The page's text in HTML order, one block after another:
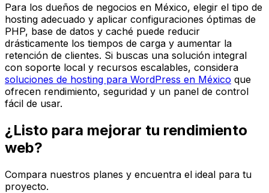
Para los dueños de negocios en México, elegir el tipo de
hosting adecuado y aplicar configuraciones óptimas de
PHP, base de datos y caché puede reducir
drásticamente los tiempos de carga y aumentar la
retención de clientes. Si buscas una solución integral
con soporte local y recursos escalables, considera
soluciones de hosting para WordPress en México que
ofrecen rendimiento, seguridad y un panel de control
fácil de usar.
¿Listo para mejorar tu rendimiento
web?
Compara nuestros planes y encuentra el ideal para tu
proyecto.